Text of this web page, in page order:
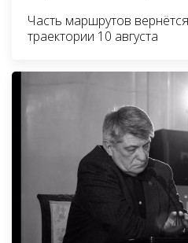
Часть маршрутов
траектории 10 августа